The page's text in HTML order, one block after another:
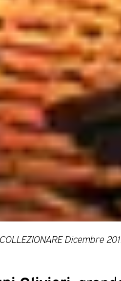
Dicembre